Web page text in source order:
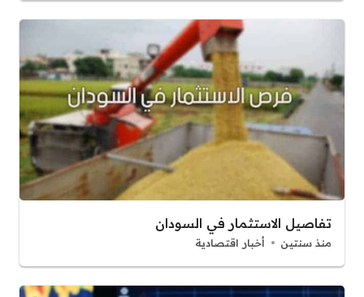
تفاصيل الاستثمار في السودان
منذ سنتين أخبار اقتصادية